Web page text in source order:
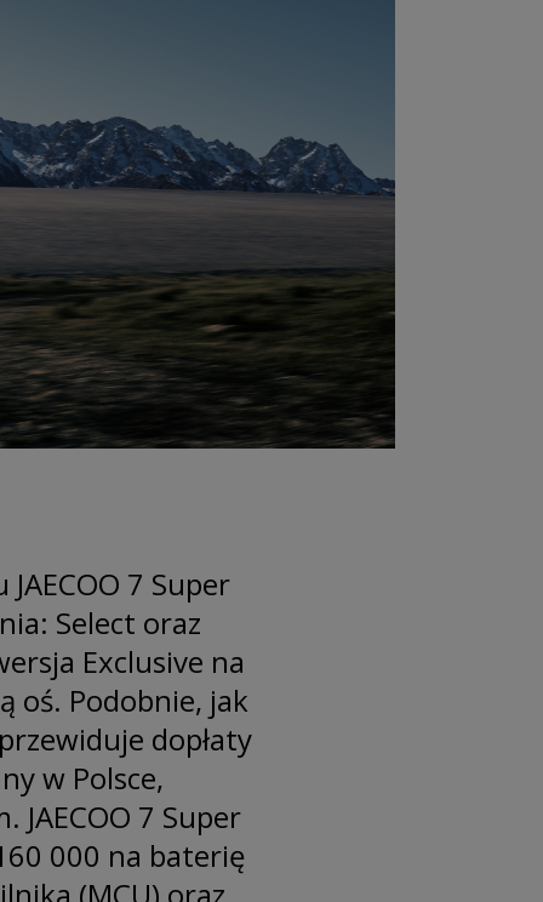
7 Super
Select oraz
Exclusive na
oś. Podobnie, jak
dopłaty
w Polsce,
7 Super
000 na baterię
(MCU) oraz